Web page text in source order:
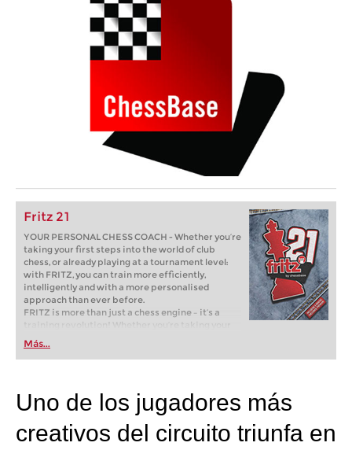
Fritz 21
YOUR PERSONAL CHESS COACH - Whether you’re
taking your first steps into the world of club
chess, or already playing at a tournament level:
with FRITZ, you can train more efficiently,
intelligently and with a more personalised
approach than ever before.
FRITZ is more than just a chess engine – it’s a
training revolution! Whether you’re taking your
first steps into the world of club chess, or already
playing at a tournament level: with FRITZ, you can
train more efficiently, intelligently and with a
Más...
Uno de los jugadores más
creativos del circuito triunfa en